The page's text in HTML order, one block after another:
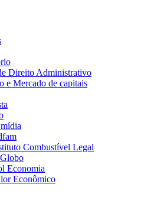
Direito Administrativo
e Mercado de capitais
Combustível Legal
Economia
Econômico